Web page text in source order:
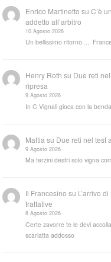
Enrico Martinetto suC’è
addetto all’arbitro
10 Agosto 2026
Un bellissimo ritorno.....
Henry Roth su Due reti
ripresa
9 Agosto 2026
In C Vignali gioca con la
Mattia su Due reti nel test
9 Agosto 2026
Ma terzini destri solo vigna
Il Francesino su L’arrivo
trattative
8 Agosto 2026
Certe zavorre te le devi
scarlatta addosso